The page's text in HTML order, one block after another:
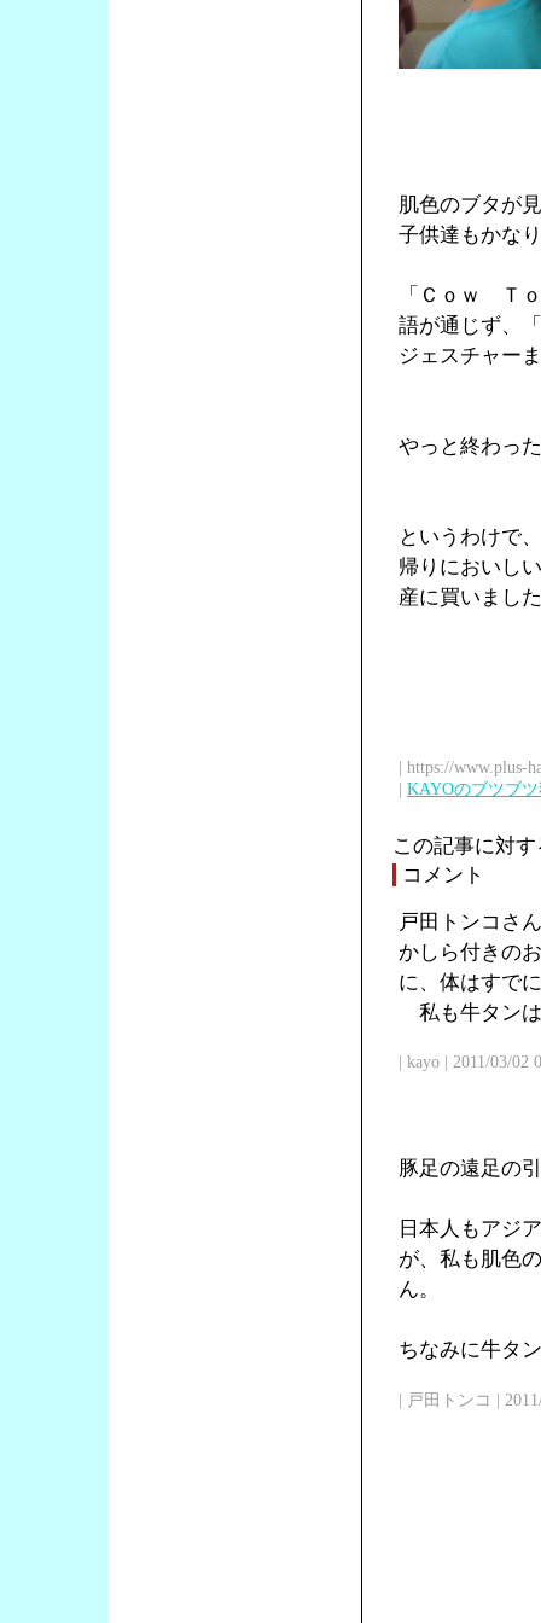
肌色のブタが
子供達もかな
「Ｃｏｗ Ｔ
語が通じず、
ジェスチャー
やっと終わっ
というわけで
帰りにおいし
産に買いまし
| https://www.plus-
| KAYOのブツブ
この記事に対
コメント
戸田トンコさ
かしら付きの
に、体はすで
私も牛タン
| kayo | 2011/03/02
豚足の遠足の
日本人もアジ
が、私も肌色
ん。
ちなみに牛タ
| 戸田トンコ |